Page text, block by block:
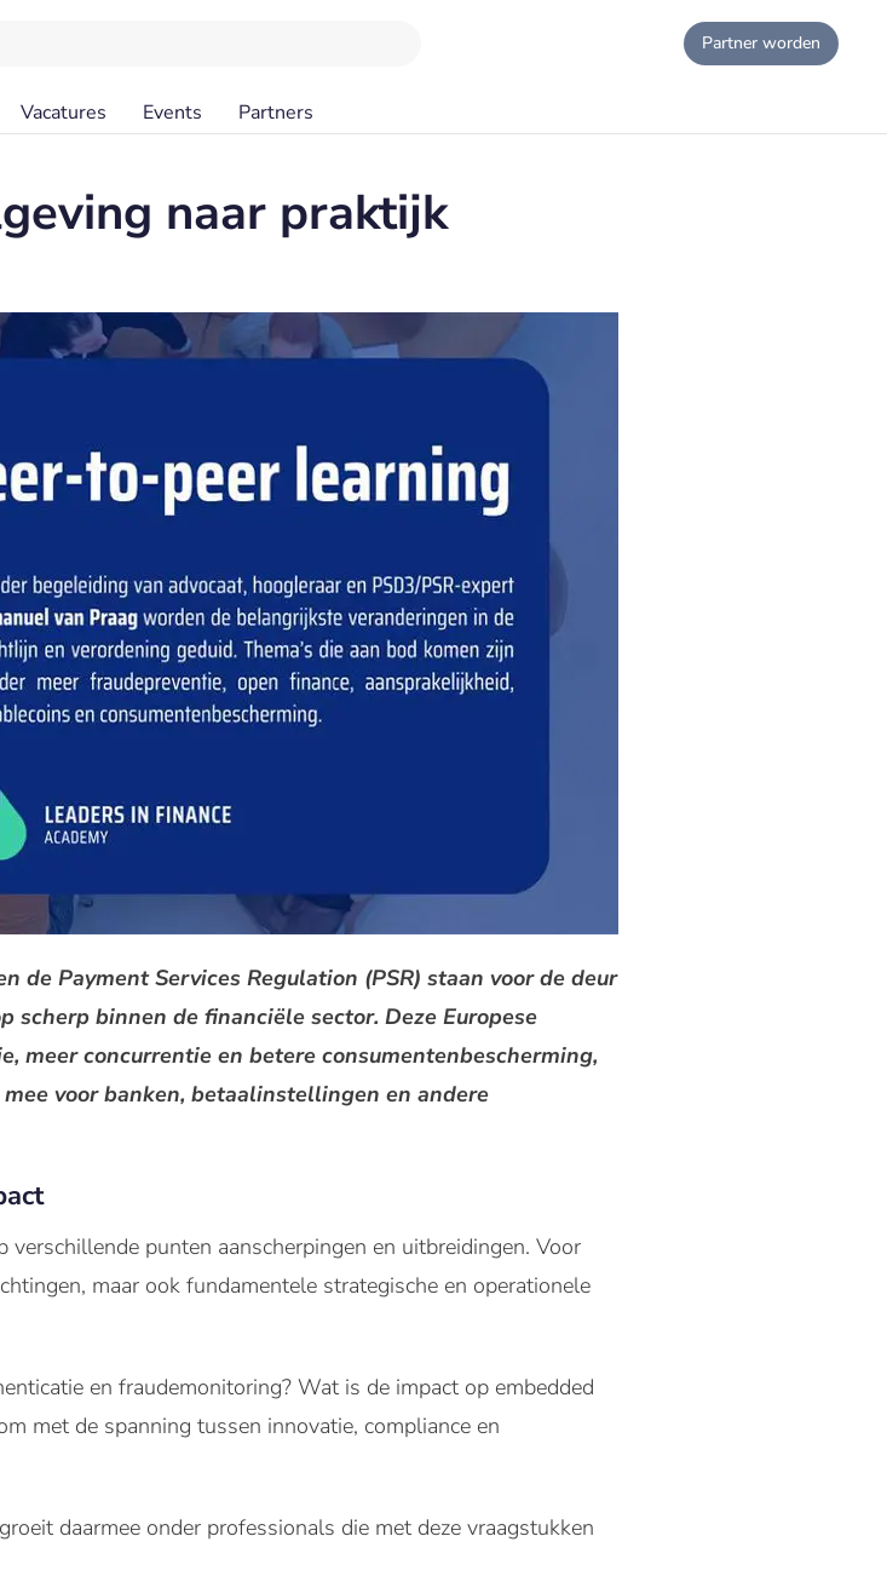
Partner worden
Vacatures Events Partners
naar praktijk
de Payment Services Regulation (PSR) staan voor de deur
binnen de financiële sector. Deze Europese
meer concurrentie en betere consumentenbescherming,
voor banken, betaalinstellingen en andere
punten aanscherpingen en uitbreidingen. Voor
maar ook fundamentele strategische en operationele
en fraudemonitoring? Wat is de impact op embedded
met de spanning tussen innovatie, compliance en
daarmee onder professionals die met deze vraagstukken